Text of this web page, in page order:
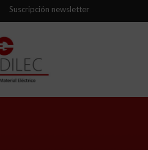
Suscripción newsletter